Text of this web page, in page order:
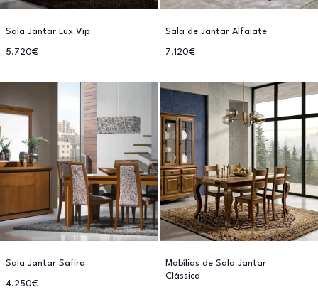
Sala Jantar Lux Vip
5.720€
Sala de Jantar Alfaiate
7.120€
Sala Jantar Safira
4.250€
Mobílias de Sala Jantar
Clássica